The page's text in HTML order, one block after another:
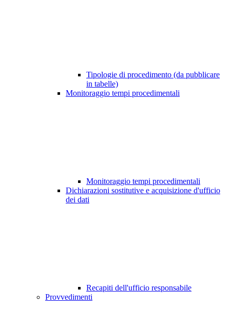
Tipologie di procedimento (da pubblicare
in tabelle)
Monitoraggio tempi procedimentali
Monitoraggio tempi procedimentali
Dichiarazioni sostitutive e acquisizione d'ufficio
dei dati
Recapiti dell'ufficio responsabile
Provvedimenti